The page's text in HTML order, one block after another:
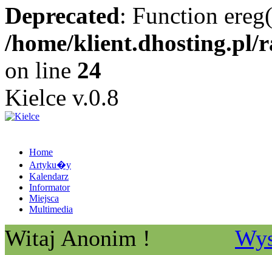
Deprecated: Function
/home/klient.dhosting.pl/
on line 24
Kielce v.0.8
Home
Artyku�y
Kalendarz
Informator
Miejsca
Multimedia
Witaj Anonim !